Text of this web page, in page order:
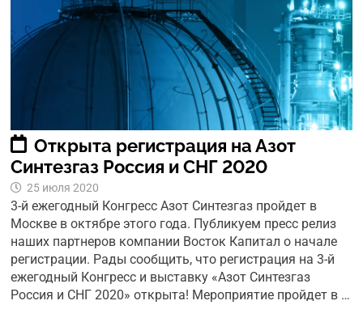
Открыта регистрация на Азот
Синтезгаз Россия и СНГ 2020
25 июля 2020
3-й ежегодный Конгресс Азот Синтезгаз пройдет в
Москве в октябре этого года. Публикуем пресс релиз
наших партнеров компании Восток Капитал о начале
регистрации. Рады сообщить, что регистрация на 3-й
ежегодный Конгресс и выставку «Азот Синтезгаз
Россия и СНГ 2020» открыта! Мероприятие пройдет в …